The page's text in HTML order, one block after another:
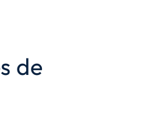
de